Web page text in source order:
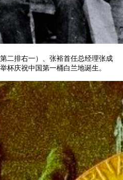
二排右一）、张裕首任总经理张成
杯庆祝中国第一桶白兰地诞生。